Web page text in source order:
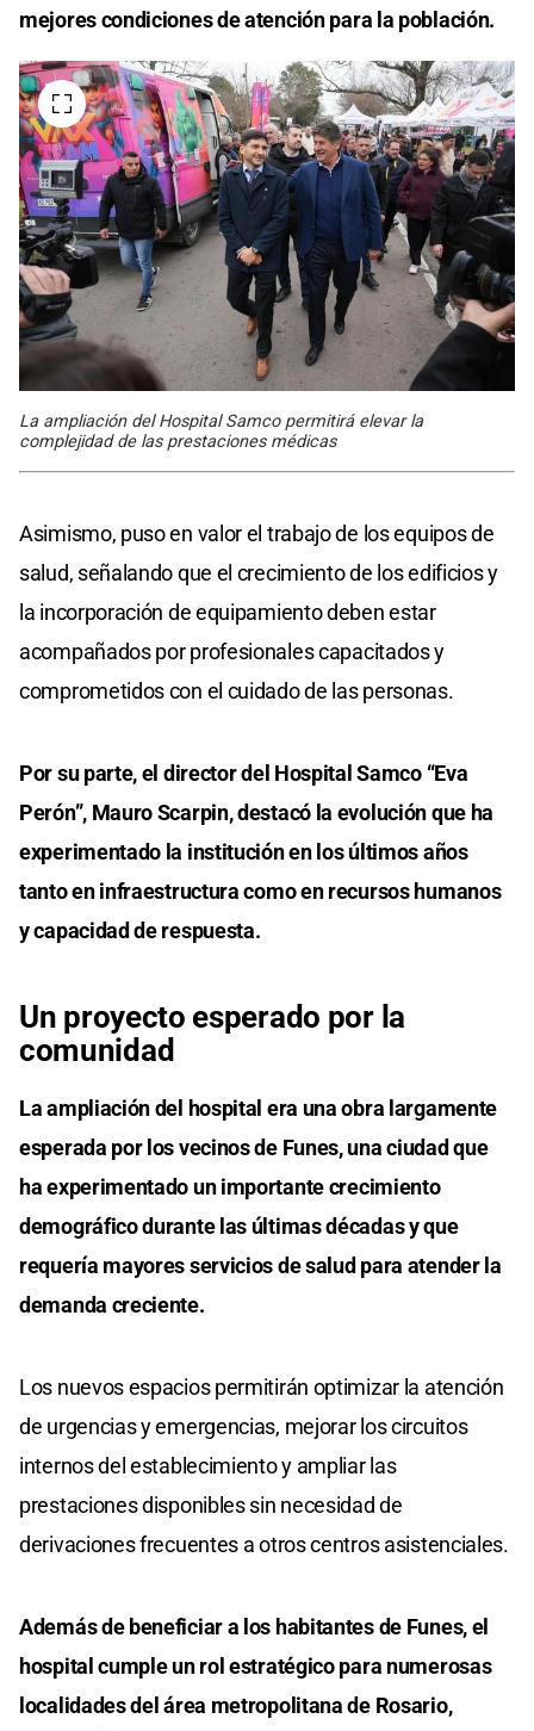
mejores condiciones de atención para la población.
La ampliación del Hospital Samco permitirá elevar la
complejidad de las prestaciones médicas
Asimismo, puso en valor el trabajo de los equipos de
salud, señalando que el crecimiento de los edificios y
la incorporación de equipamiento deben estar
acompañados por profesionales capacitados y
comprometidos con el cuidado de las personas.
Por su parte, el director del Hospital Samco “Eva
Perón”, Mauro Scarpin, destacó la evolución que ha
experimentado la institución en los últimos años
tanto en infraestructura como en recursos humanos
y capacidad de respuesta.
Un proyecto esperado por la
comunidad
La ampliación del hospital era una obra largamente
esperada por los vecinos de Funes, una ciudad que
ha experimentado un importante crecimiento
demográfico durante las últimas décadas y que
requería mayores servicios de salud para atender la
demanda creciente.
Los nuevos espacios permitirán optimizar la atención
de urgencias y emergencias, mejorar los circuitos
internos del establecimiento y ampliar las
prestaciones disponibles sin necesidad de
derivaciones frecuentes a otros centros asistenciales.
Además de beneficiar a los habitantes de Funes, el
hospital cumple un rol estratégico para numerosas
localidades del área metropolitana de Rosario,